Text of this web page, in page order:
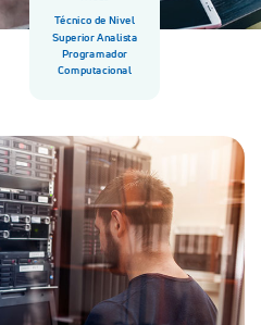
Técnico de Nivel
Superior Analista
Programador
Computacional